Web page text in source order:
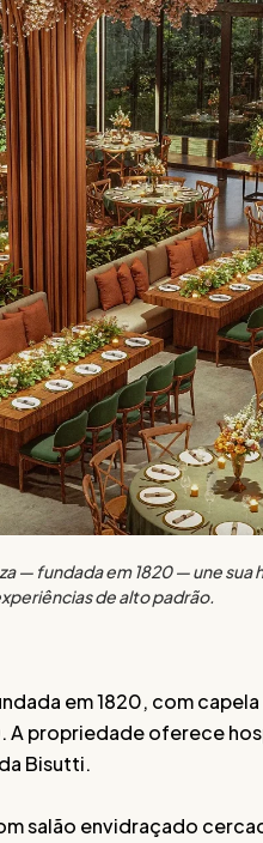
— fundada em 1820 — une
de alto padrão.
em 1820, com
A propriedade oferece
Bisutti.
salão envidraçado